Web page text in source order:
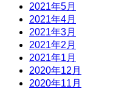
2021年5月
2021年4月
2021年3月
2021年2月
2021年1月
2020年12月
2020年11月